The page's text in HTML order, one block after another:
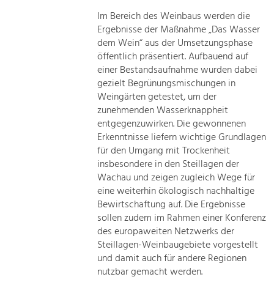
erneuerbare Energie
Steigerung regionaler Wertschöpfung
Im Bereich des Weinbaus werden die
Ergebnisse der Maßnahme „Das Wasser
dem Wein“ aus der Umsetzungsphase
öffentlich präsentiert. Aufbauend auf
einer Bestandsaufnahme wurden dabei
gezielt Begrünungsmischungen in
Weingärten getestet, um der
zunehmenden Wasserknappheit
entgegenzuwirken. Die gewonnenen
Erkenntnisse liefern wichtige Grundlagen
für den Umgang mit Trockenheit
insbesondere in den Steillagen der
Wachau und zeigen zugleich Wege für
eine weiterhin ökologisch nachhaltige
Bewirtschaftung auf. Die Ergebnisse
sollen zudem im Rahmen einer Konferenz
des europaweiten Netzwerks der
Steillagen-Weinbaugebiete vorgestellt
und damit auch für andere Regionen
nutzbar gemacht werden.